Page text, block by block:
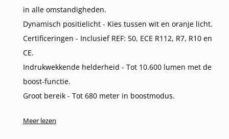
in alle omstandigheden.
Dynamisch positielicht - Kies tussen wit en oranje licht.
Certificeringen - Inclusief REF: 50, ECE R112, R7, R10 en
CE.
Indrukwekkende helderheid - Tot 10.600 lumen met de
boost-functie.
Groot bereik - Tot 680 meter in boostmodus.
voor duurzaamheid.
Meer lezen